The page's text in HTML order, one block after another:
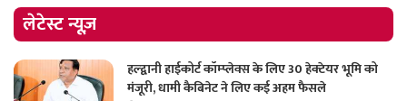
लेटेस्ट न्यूज़
हल्द्वानी हाईकोर्ट कॉम्प्लेक्स के लिए 30 हेक्टेयर भूमि को
मंजूरी, धामी कैबिनेट ने लिए कई अहम फैसले